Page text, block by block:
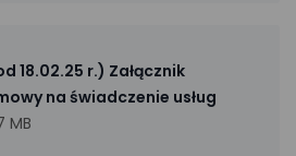
18.02.25 r.) Załącznik
na świadczenie usług
MB